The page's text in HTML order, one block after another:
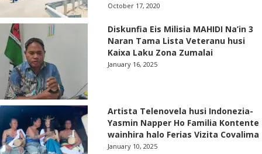
October 17, 2020
Diskunfia Eis Milisia MAHIDI Na’in 3
Naran Tama Lista Veteranu husi
Kaixa Laku Zona Zumalai
January 16, 2025
Artista Telenovela husi Indonezia-
Yasmin Napper Ho Familia Kontente
wainhira halo Ferias Vizita Covalima
January 10, 2025